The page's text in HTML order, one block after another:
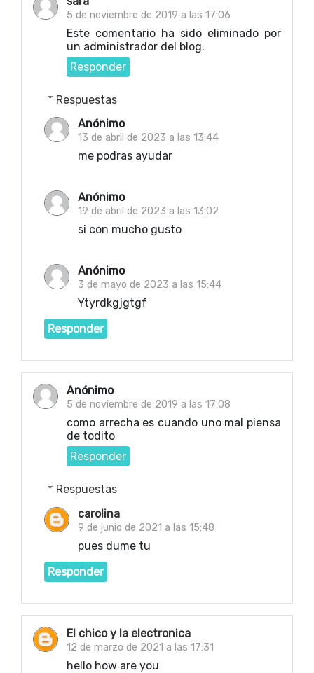
5 de noviembre de 2019 a las 17:06
Este comentario ha sido eliminado por
un administrador del blog.
Responder
Respuestas
Anónimo
13 de abril de 2023 a las 13:44
me podras ayudar
Anónimo
19 de abril de 2023 a las 13:02
si con mucho gusto
Anónimo
3 de mayo de 2023 a las 15:44
Ytyrdkgjgtgf
Responder
Anónimo
5 de noviembre de 2019 a las 17:08
como arrecha es cuando uno mal piensa
de todito
Responder
Respuestas
carolina
9 de junio de 2021 a las 15:48
pues dume tu
Responder
El chico y la electronica
12 de marzo de 2021 a las 17:31
hello how are you